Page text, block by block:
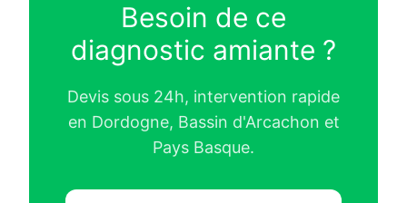
Besoin de ce
diagnostic amiante ?
Devis sous 24h, intervention rapide
en Dordogne, Bassin d'Arcachon et
Pays Basque.